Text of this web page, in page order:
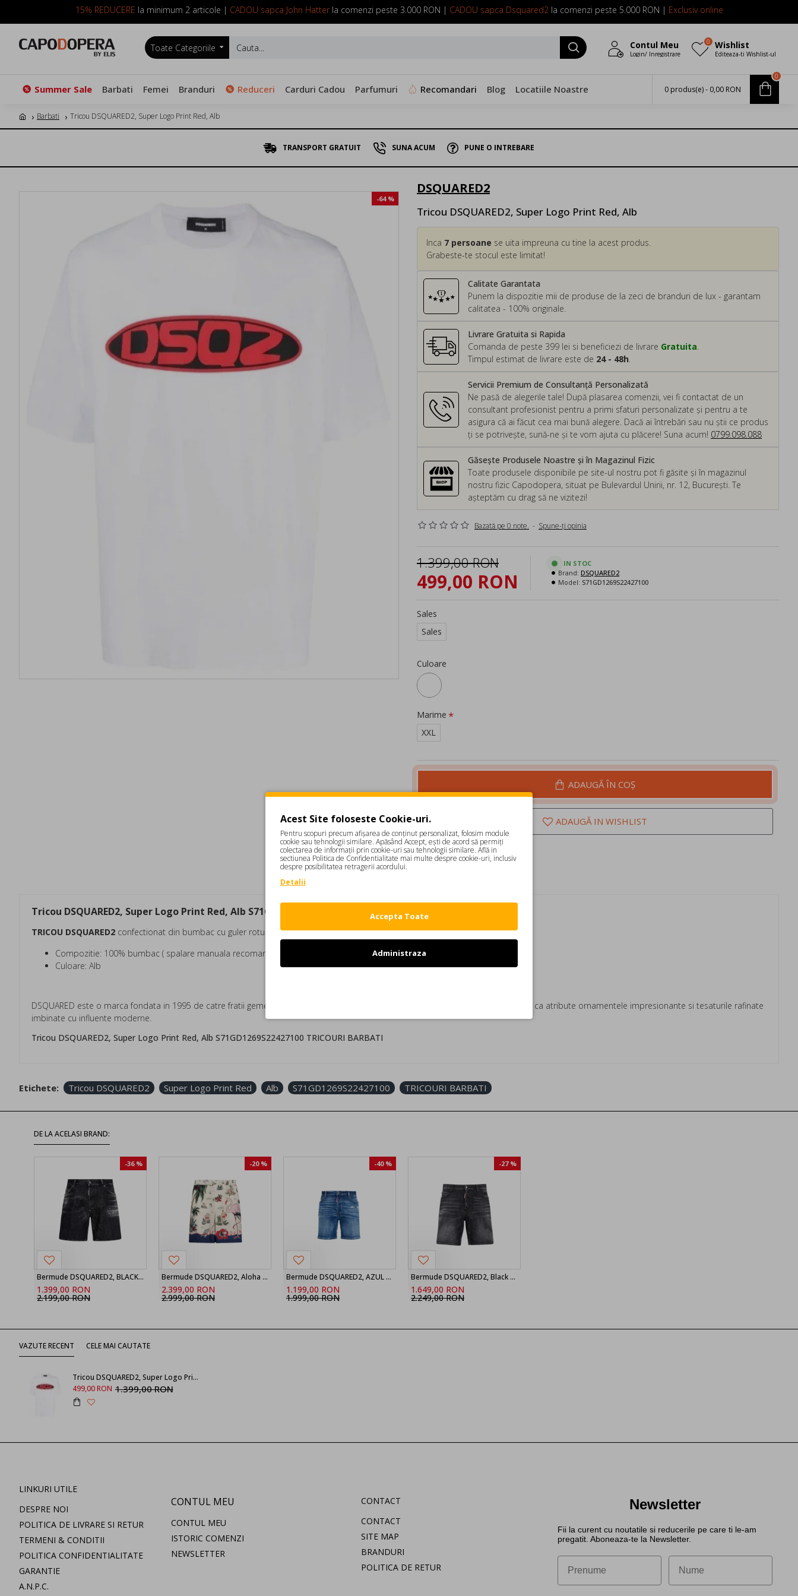
15% REDUCERE la minimum 2 articole | CADOU sapca John Hatterla comenzi peste 3.000 RON | CADOU sapca Dsquared2la comenzi peste 5.000 RON | Exclusiv online
SUNA ACUM: 0799 098 088
Toate Categoriile Contul Meu
Login/ Inregistrare
Wishlist
Editeaza-ti Wishlist-ul
0
Summer Sale Barbati Femei Branduri Reduceri Carduri Cadou Parfumuri Recomandari Blog Locatiile Noastre 0 produs(e) - 0,00 RON
0
Barbati Tricou DSQUARED2, Super Logo Print Red, Alb
TRANSPORT GRATUIT SUNA ACUM PUNE O INTREBARE
-64 %
DSQUARED2
Tricou DSQUARED2, Super Logo Print Red, Alb
Calitate Garantata
Punem la dispozitie mii de produse de la zeci de branduri de lux - garantam
calitatea - 100% originale.
Inca 7 persoane se uita impreuna cu tine la acest produs.
Grabeste-te stocul este limitat!
Servicii Premium de Consultanță Personalizată
Ne pasă de alegerile tale! După plasarea comenzii, vei fi contactat de un
consultant profesionist pentru a primi sfaturi personalizate și pentru a te
asigura că ai făcut cea mai bună alegere. Dacă ai întrebări sau nu știi ce produs
ți se potrivește, sună-ne și te vom ajuta cu plăcere! Suna acum! 0799.098.088
Livrare Gratuita si Rapida
Comanda de peste 399 lei si beneficiezi de livrare Gratuita.
Timpul estimat de livrare este de 24 - 48h.
Găsește Produsele Noastre și în Magazinul Fizic
Toate produsele disponibile pe site-ul nostru pot fi găsite și în magazinul
nostru fizic Capodopera, situat pe Bulevardul Unirii, nr. 12, București. Te
așteptăm cu drag să ne vizitezi!
Bazată pe 0 note. - Spune-ţi opinia
499,00 RON
1.399,00 RON
IN STOC
Brand: DSQUARED2
Model: S71GD1269S22427100
Sales
Sales
Culoare
Marime
XXL
ADAUGĂ ÎN COŞ
ADAUGĂ IN WISHLIST
Tricou DSQUARED2, Super Logo Print Red, Alb S71GD1269S22427100
TRICOU DSQUARED2 confectionat din bumbac cu guler rotund, maneci scurte, imprimeu in culoare contrastanta.
Compozitie: 100% bumbac ( spalare manuala recomandata)
Culoare: Alb
DSQUARED este o marca fondata in 1995 de catre fratii gemeni canadieni Dean si Dan Caten. Colectiile DSQUARED2 indraznete au ca atribute ornamentele impresionante si tesaturile rafinate
imbinate cu influente moderne.
Tricou DSQUARED2, Super Logo Print Red, Alb S71GD1269S22427100 TRICOURI BARBATI
Etichete: Tricou DSQUARED2 Super Logo Print Red Alb S71GD1269S22427100 TRICOURI BARBATI
DE LA ACELASI BRAND:
-36 %
Bermude DSQUARED2, BLACK ‘Marine’ denim shorts
1.399,00 RON
2.199,00 RON
-20 %
Bermude DSQUARED2, Aloha Souvenir Boxer Shorts
2.399,00 RON
2.999,00 RON
-40 %
Bermude DSQUARED2, AZUL MARINO Shorts vaqueros ‘Marine’, Bleu
1.199,00 RON
1.999,00 RON
-27 %
Bermude DSQUARED2, Black Fog Wash Marine Shorts
1.649,00 RON
2.249,00 RON
VAZUTE RECENT CELE MAI CAUTATE
Tricou DSQUARED2, Super Logo Print Red, Alb
499,00 RON 1.399,00 RON
LINKURI UTILE
DESPRE NOI
POLITICA DE LIVRARE SI RETUR
TERMENI & CONDITII
POLITICA CONFIDENTIALITATE
GARANTIE
A.N.P.C.
CONTUL MEU
CONTUL MEU
ISTORIC COMENZI
NEWSLETTER
CONTACT
CONTACT
SITE MAP
BRANDURI
POLITICA DE RETUR
Newsletter
Fii la curent cu noutatile si reducerile pe care ti le-am
pregatit. Aboneaza-te la Newsletter.
Acest Site foloseste Cookie-uri.
Pentru scopuri precum afișarea de conținut personalizat, folosim module
cookie sau tehnologii similare. Apăsând Accept, ești de acord să permiți
colectarea de informații prin cookie-uri sau tehnologii similare. Află in
sectiunea Politica de Confidentialitate mai multe despre cookie-uri, inclusiv
despre posibilitatea retragerii acordului.
Detalii
Accepta Toate
Administraza